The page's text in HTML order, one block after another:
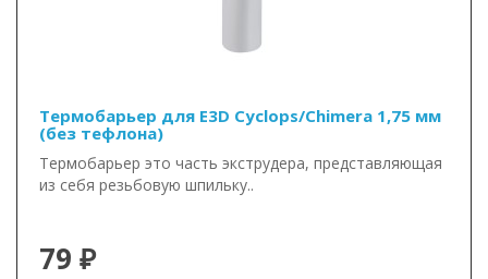
Термобарьер для E3D Cyclops/Chimera 1,75 мм
(без тефлона)
Термобарьер это часть экструдера, представляющая
из себя резьбовую шпильку..
79 ₽